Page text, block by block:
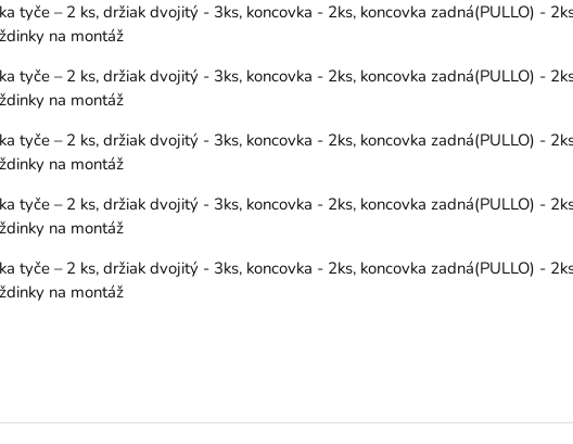
tyče – 2 ks, držiak dvojitý - 3ks, koncovka - 2ks, koncovka zadná(PULLO) -
na montáž
tyče – 2 ks, držiak dvojitý - 3ks, koncovka - 2ks, koncovka zadná(PULLO) -
na montáž
tyče – 2 ks, držiak dvojitý - 3ks, koncovka - 2ks, koncovka zadná(PULLO) -
na montáž
tyče – 2 ks, držiak dvojitý - 3ks, koncovka - 2ks, koncovka zadná(PULLO) -
na montáž
tyče – 2 ks, držiak dvojitý - 3ks, koncovka - 2ks, koncovka zadná(PULLO) -
na montáž